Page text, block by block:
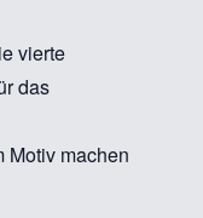
vierte
das
Motiv machen